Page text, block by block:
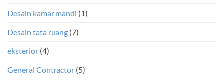
Desain kamar mandi (1)
Desain tata ruang (7)
eksterior (4)
General Contractor (5)